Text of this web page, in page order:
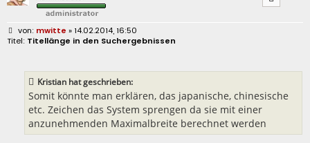
B
e
mwitte » 14.02.2014, 16:50
Titellänge in den Suchergebnissen
Kristian hat geschrieben:
Somit könnte man erklären, das japanische, chinesische
etc. Zeichen das System sprengen da sie mit einer
anzunehmenden Maximalbreite berechnet werden